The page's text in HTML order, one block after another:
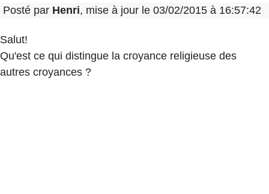
Posté par Henri, mise à jour le 03/02/2015 à 16:57:42
Salut!
Qu'est ce qui distingue la croyance religieuse des
autres croyances ?